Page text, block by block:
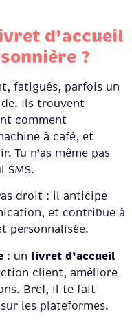
d’accueil
?
fatigués, parfois un
Ils trouvent
comment
à café, et
Tu n’as même pas
SMS.
droit : il anticipe
et contribue à
personnalisée.
: un livret d’accueil
client, améliore
Bref, il te fait
les plateformes.